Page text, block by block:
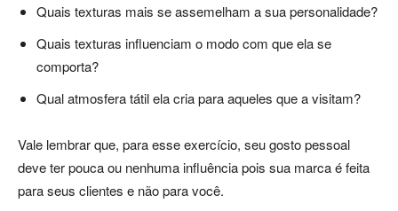
Quais texturas mais se assemelham a sua personalidade?
Quais texturas influenciam o modo com que ela se
comporta?
Qual atmosfera tátil ela cria para aqueles que a visitam?
Vale lembrar que, para esse exercício, seu gosto pessoal
deve ter pouca ou nenhuma influência pois sua marca é feita
para seus clientes e não para você.